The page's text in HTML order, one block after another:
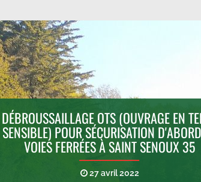
DÉBROUSSAILLAGE OTS (OUVRAGE EN
SENSIBLE) POUR SÉCURISATION
VOIES FERRÉES À SAINT SENOUX 35
27 avril 2022